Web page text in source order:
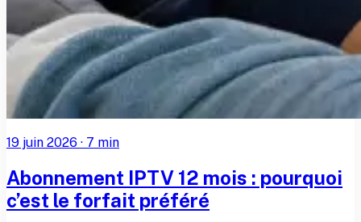
19 juin 2026 · 7 min
Abonnement IPTV 12 mois : pourquoi
c’est le forfait préféré